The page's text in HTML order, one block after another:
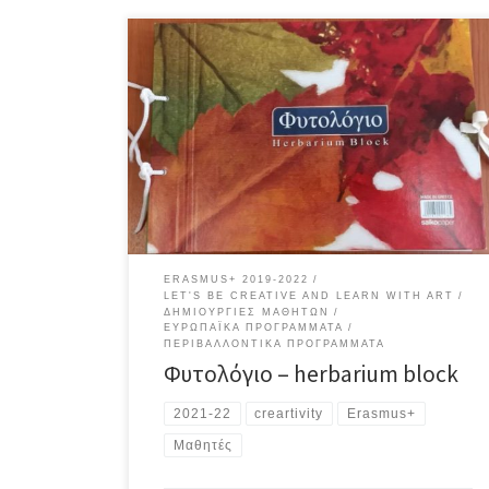
Εξερευνώντας φυτά στο δάσος με την βοήθεια μιας
εφαρμογής Exploring plants in the forest with an app
ERASMUS+ 2019-2022
LET'S BE CREATIVE AND LEARN WITH ART
ΔΗΜΙΟΥΡΓΊΕΣ ΜΑΘΗΤΏΝ
ΕΥΡΩΠΑΪΚΆ ΠΡΟΓΡΆΜΜΑΤΑ
ΠΕΡΙΒΑΛΛΟΝΤΙΚΆ ΠΡΟΓΡΆΜΜΑΤΑ
Φυτολόγιο – herbarium block
2021-22 creartivity Erasmus+
Μαθητές